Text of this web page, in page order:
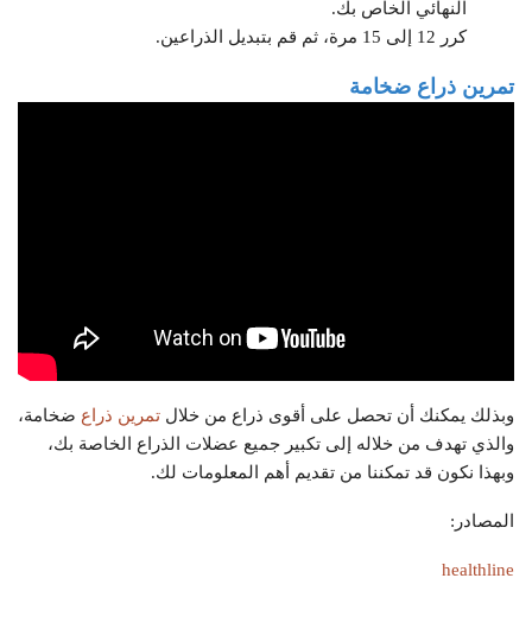
النهائي الخاص بك.
كرر 12 إلى 15 مرة، ثم قم بتبديل الذراعين.
تمرين ذراع ضخامة
وبذلك يمكنك أن تحصل على أقوى ذراع من خلال تمرين ذراع ضخامة،
والذي تهدف من خلاله إلى تكبير جميع عضلات الذراع الخاصة بك،
وبهذا نكون قد تمكننا من تقديم أهم المعلومات لك.
المصادر:
healthline